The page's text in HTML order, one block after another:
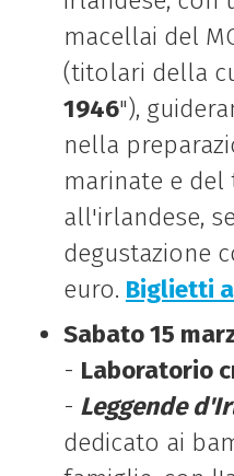
macellai del
(titolari della
1946"),
nella
marinate e
all'irlandese,
degustazione
euro. Biglietti
Sabato 15
- Laboratorio
- Leggende
dedicato ai